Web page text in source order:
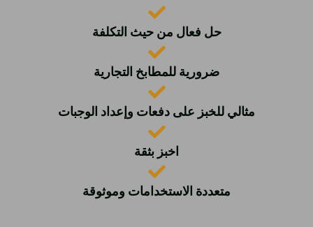
حل فعال من حيث التكلفة
ضرورية للمطابخ التجارية
مثالي للخبز على دفعات وإعداد الوجبات
اخبز بثقة
متعددة الاستخدامات وموثوقة